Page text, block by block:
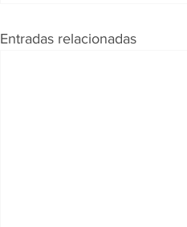
Entradas relacionadas